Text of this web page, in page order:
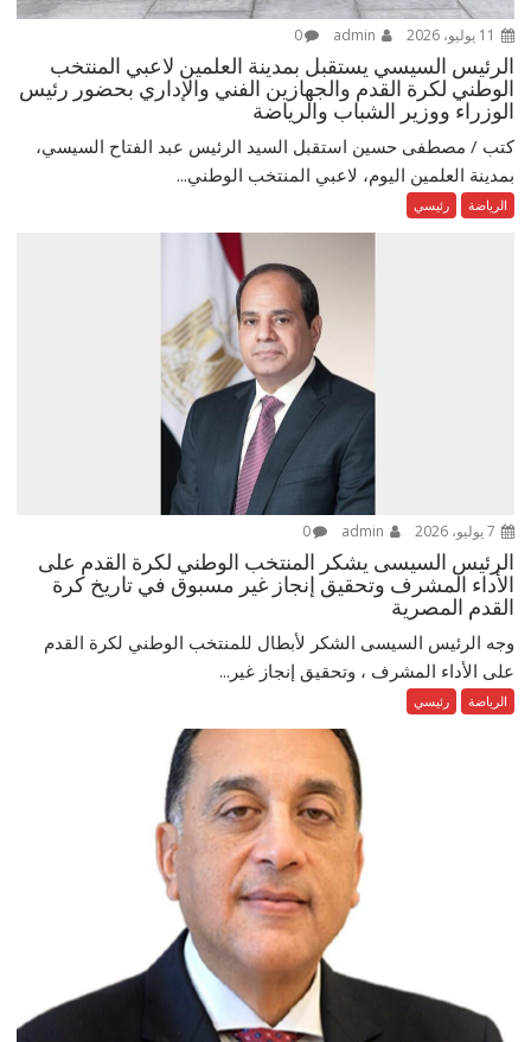
0
الرئيس السيسي يستقبل بمدينة العلمين لاعبي المنتخب
الوطني لكرة القدم والجهازين الفني والإداري بحضور رئيس
الوزراء ووزير الشباب والرياضة
كتب / مصطفى حسين استقبل السيد الرئيس عبد الفتاح السيسي،
بمدينة العلمين اليوم، لاعبي المنتخب الوطني...
الرياضة رئيسي
0
الرئيس السيسى يشكر المنتخب الوطني لكرة القدم على
الأداء المشرف وتحقيق إنجاز غير مسبوق في تاريخ كرة
القدم المصرية
وجه الرئيس السيسى الشكر لأبطال للمنتخب الوطني لكرة القدم
على الأداء المشرف ، وتحقيق إنجاز غير...
الرياضة رئيسي